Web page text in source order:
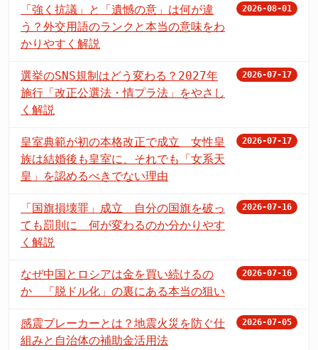
「強く抗議」と「遺憾の意」は何が違
う？外交用語のランクと本当の意味をわ
かりやすく解説
2026-08-01
選挙のSNS規制はどう変わる？2027年
施行「改正公選法・情プラ法」をやさし
く解説
2026-07-17
皇室典範が初の本格改正で成立 女性皇
族は結婚後も皇室に、それでも「女系天
皇」を認めるべきでない理由
2026-07-17
「国旗損壊罪」成立 自分の国旗を破っ
ても罰則に 何が変わるのか分かりやす
く解説
2026-07-16
なぜ中国とロシアは金を買い続けるの
か 「脱ドル化」の裏にある本当の狙い
2026-07-16
感震ブレーカーとは？地震火災を防ぐ仕
組みと自治体の補助金活用法
2026-07-05